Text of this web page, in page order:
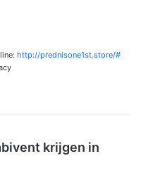
http://prednisone1st.store/#
krijgen in